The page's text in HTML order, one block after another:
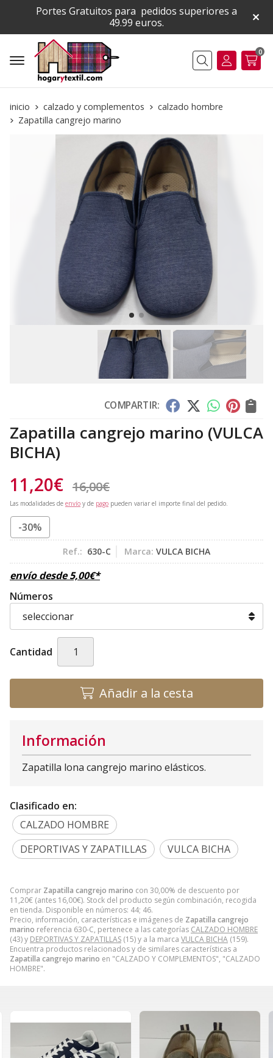
Portes Gratuitos para pedidos superiores a
49.99 euros.
Buscar
0
inicio calzado y complementos
calzado hombre
Zapatilla cangrejo marino
COMPARTIR:
Zapatilla cangrejo marino (VULCA
BICHA)
11,20€ 16,00€
Las modalidades de envío y de pago pueden variar el importe final del pedido.
-30%
Ref.: 630-C Marca: VULCA BICHA
envío desde5,00€*
Números
Cantidad
Añadir a la cesta
Comprar Zapatilla cangrejo marino con 30,00% de descuento por
11,20€ (antes 16,00€). Stock del producto según combinación, recogida
en tienda. Disponible en números: 44; 46.
Precio, información, características e imágenes de Zapatilla cangrejo
marino referencia 630-C, pertenece a las categorías CALZADO HOMBRE
(43) y DEPORTIVAS Y ZAPATILLAS (15) y a la marca VULCA BICHA (159).
Encuentra productos relacionados y de similares características a
Zapatilla cangrejo marino en "CALZADO Y COMPLEMENTOS", "CALZADO
HOMBRE".
Información
Zapatilla lona cangrejo marino elásticos.
Clasificado en:
CALZADO HOMBRE
DEPORTIVAS Y ZAPATILLAS
VULCA BICHA